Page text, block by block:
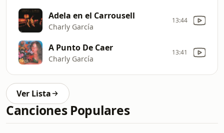
Adela en el Carrousell
Charly García
13:44
A Punto De Caer
Charly García
13:41
Ver Lista
Canciones Populares